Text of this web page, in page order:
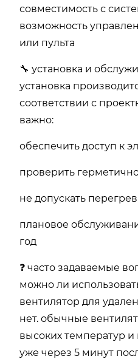
совместимость с
возможность
или пульта
🔧 установка и
установка
соответствии с
важно:
обеспечить доступ к
проверить
не допускать
плановое
год
❓ часто задаваемые
можно ли
вентилятор для
нет. обычные
высоких температур и
уже через 5 минут